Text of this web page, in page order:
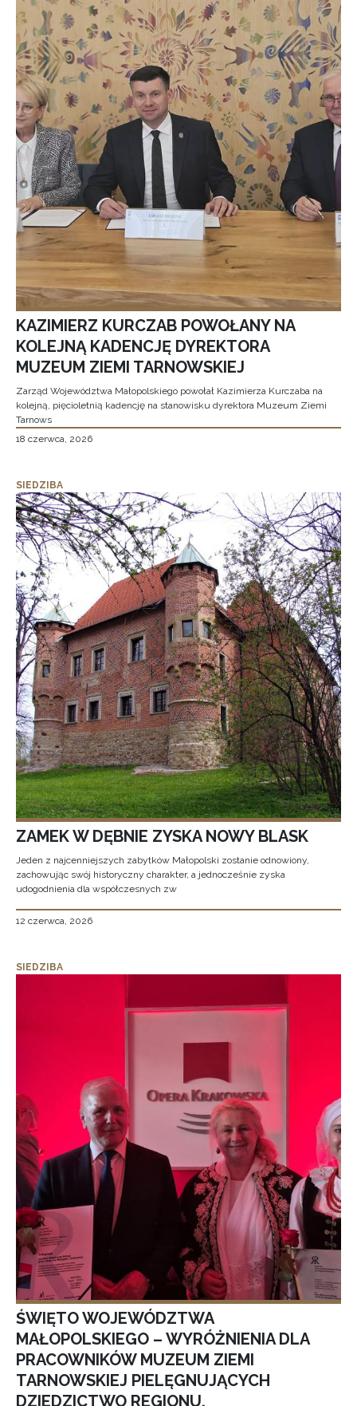
KAZIMIERZ KURCZAB POWOŁANY NA
KOLEJNĄ KADENCJĘ DYREKTORA
MUZEUM ZIEMI TARNOWSKIEJ
Zarząd Województwa Małopolskiego powołał Kazimierza Kurczaba na
kolejną, pięcioletnią kadencję na stanowisku dyrektora Muzeum Ziemi
Tarnows
18 czerwca, 2026
SIEDZIBA
ZAMEK W DĘBNIE ZYSKA NOWY BLASK
Jeden z najcenniejszych zabytków Małopolski zostanie odnowiony,
zachowując swój historyczny charakter, a jednocześnie zyska
udogodnienia dla współczesnych zw
12 czerwca, 2026
SIEDZIBA
ŚWIĘTO WOJEWÓDZTWA
MAŁOPOLSKIEGO – WYRÓŻNIENIA DLA
PRACOWNIKÓW MUZEUM ZIEMI
TARNOWSKIEJ PIELĘGNUJĄCYCH
DZIEDZICTWO REGIONU.